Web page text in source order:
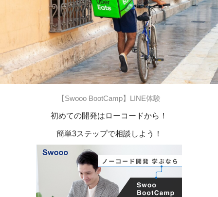
【Swooo BootCamp】LINE体験
初めての開発はローコードから！
簡単3ステップで相談しよう！